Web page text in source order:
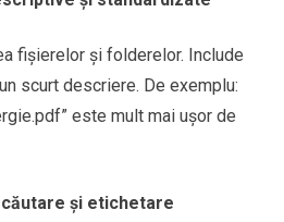
fișierelor și folderelor. Include
scurt descriere. De exemplu:
este mult mai ușor de
și etichetare